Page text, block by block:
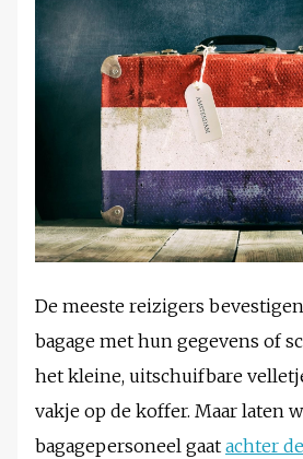
De meeste reizigers
bagage met hun gegevens of
het kleine, uitschuifbare
vakje op de koffer. Maar laten
bagagepersoneel gaat achter